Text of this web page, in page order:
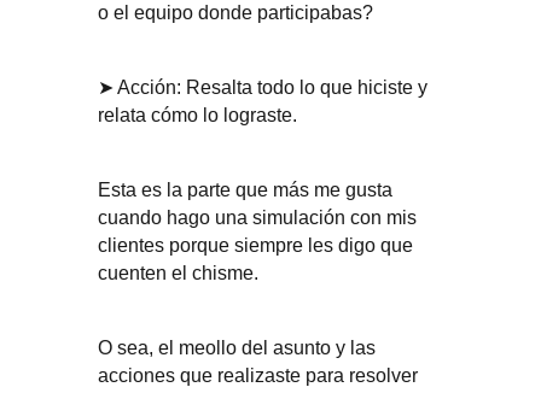
o el equipo donde participabas?
➤ Acción: Resalta todo lo que hiciste y
relata cómo lo lograste.
Esta es la parte que más me gusta
cuando hago una simulación con mis
clientes porque siempre les digo que
cuenten el chisme.
O sea, el meollo del asunto y las
acciones que realizaste para resolver